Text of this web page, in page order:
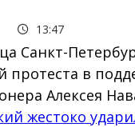
13:47
Санкт-
протеста в
Алексея
жестоко